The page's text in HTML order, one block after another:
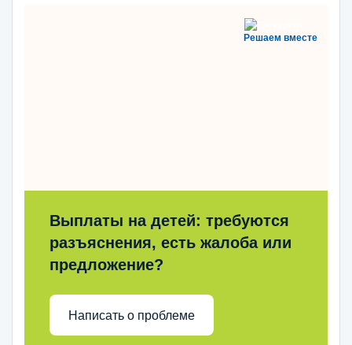
Решаем вместе
Выплаты на детей: требуются
разъяснения, есть жалоба или
предложение?
Написать о проблеме